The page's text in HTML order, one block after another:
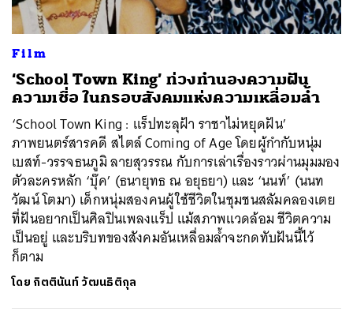
Film
‘School Town King’ ท่วงทำนองความฝัน
ความเชื่อ ในกรอบสังคมแห่งความเหลื่อมล้ำ
‘School Town King : แร็ปทะลุฝ้า ราชาไม่หยุดฝัน’
ภาพยนตร์สารคดี สไตล์ Coming of Age โดยผู้กำกับหนุ่ม
เบสท์-วรรจธนภูมิ ลายสุวรรณ กับการเล่าเรื่องราวผ่านมุมมอง
ตัวละครหลัก ‘บุ๊ค’ (ธนายุทธ ณ อยุธยา) และ ‘นนท์’ (นนท
วัฒน์ โตมา) เด็กหนุ่มสองคนผู้ใช้ชีวิตในชุมชนสลัมคลองเตย
ที่ฝันอยากเป็นศิลปินเพลงแร็ป แม้สภาพแวดล้อม ชีวิตความ
เป็นอยู่ และบริบทของสังคมอันเหลื่อมล้ำจะกดทับฝันนี้ไว้
ก็ตาม
โดย กิตตินันท์ วัฒนธิติกุล
ค้นหา